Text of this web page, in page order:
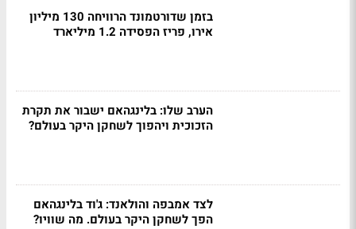
בזמן שדורטמונד הרוויחה 130 מיליון
אירו, פריז הפסידה 1.2 מיליארד
הערב שלו: בלינגהאם ישבור את תקרת
הזכוכית ויהפוך לשחקן היקר בעולם?
לצד אמבפה והולאנד: ג'וד בלינגהאם
הפך לשחקן היקר בעולם. מה שוויו?